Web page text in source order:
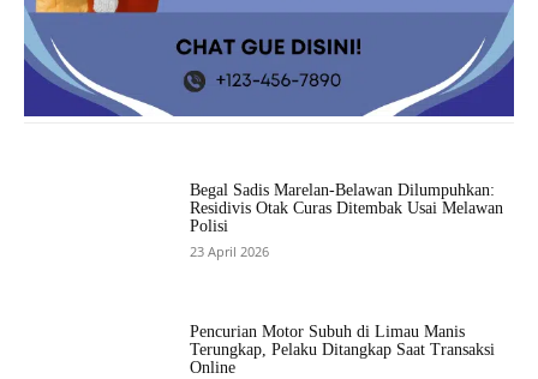
Begal Sadis Marelan-Belawan Dilumpuhkan:
Residivis Otak Curas Ditembak Usai Melawan
Polisi
23 April 2026
Pencurian Motor Subuh di Limau Manis
Terungkap, Pelaku Ditangkap Saat Transaksi
Online